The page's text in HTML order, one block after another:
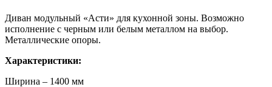
Диван модульный «Асти» для кухонной зоны. Возможно
исполнение с черным или белым металлом на выбор.
Металлические опоры.
Характеристики:
Ширина – 1400 мм